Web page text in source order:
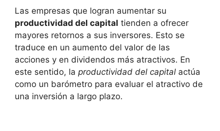
Las empresas que logran aumentar su
productividad del capital tienden a ofrecer
mayores retornos a sus inversores. Esto se
traduce en un aumento del valor de las
acciones y en dividendos más atractivos. En
este sentido, la productividad del capital actúa
como un barómetro para evaluar el atractivo de
una inversión a largo plazo.